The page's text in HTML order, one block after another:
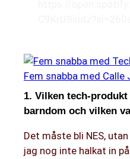
Fem snabba med
1. Vilken tech-
barndom och vilken
Det måste bli NES,
jag nog inte halkat in